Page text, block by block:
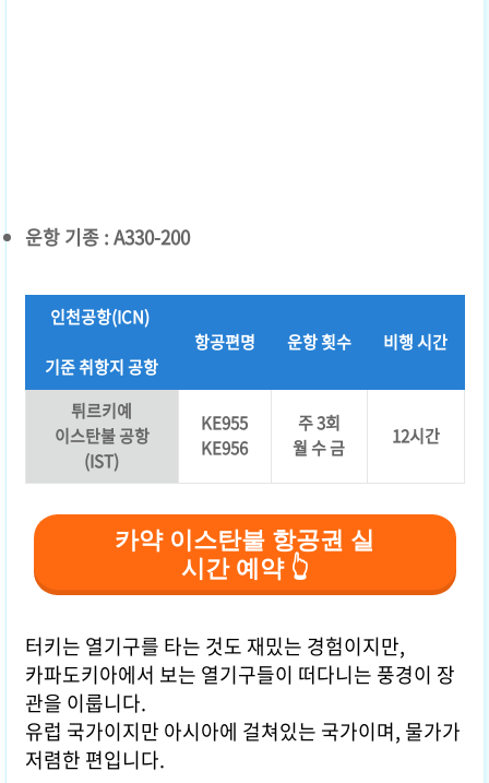
운항 기종 : A330-200
인천공항(ICN)
기준 취항지 공항
항공편명 운항 횟수 비행 시간
튀르키예
이스탄불 공항
(IST)
KE955
KE956
주 3회
월 수 금
12시간
카약 이스탄불 항공권 실
시간 예약 👆
터키는 열기구를 타는 것도 재밌는 경험이지만,
카파도키아에서 보는 열기구들이 떠다니는 풍경이 장
관을 이룹니다.
유럽 국가이지만 아시아에 걸쳐있는 국가이며, 물가가
저렴한 편입니다.